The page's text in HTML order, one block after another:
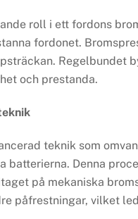
roll i ett fordons
fordonet.
Regelbundet
och prestanda.
teknik som
batterierna. Denna
på mekaniska
påfrestningar, vilket